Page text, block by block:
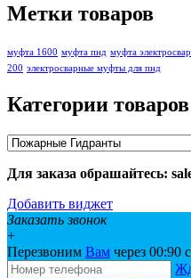
Метки товаров
муфта 1600 муфта пнд муфта
200 электросварные муфты для пнд
Категории товаров
Для заказа обрашайтесь:
Добавить виджет
Заказать звонок
+
Перезвоним Вам через 00:90